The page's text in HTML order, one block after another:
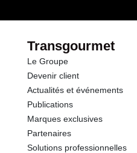
Transgourmet
Le Groupe
Devenir client
Actualités et événements
Publications
Marques exclusives
Partenaires
Solutions professionnelles